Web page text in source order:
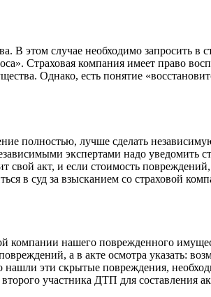
В этом случае необходимо запросить в
Страховая компания имеет право
Однако, есть понятие
полностью, лучше сделать
экспертами надо уведомить
свой акт, и если стоимость
в суд за взысканием со страховой
компании нашего поврежденного
а в акте осмотра указать:
эти скрытые повреждения,
участника ДТП для составления